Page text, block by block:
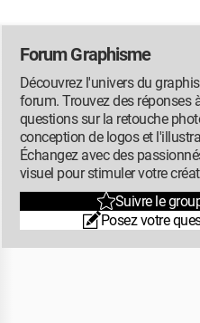
Forum Graphisme
Découvrez l'univers du
forum. Trouvez des réponses
questions sur la retouche
conception de logos et
Échangez avec des
visuel pour stimuler votre
Suivre le
Posez votre